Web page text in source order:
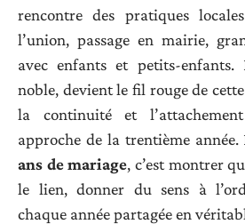
rencontre des pratiques
l’union, passage en mairie,
avec enfants et petits-enfants.
noble, devient le fil rouge de
la continuité et
approche de la trentième
ans de mariage, c’est montrer
le lien, donner du sens à
chaque année partagée en